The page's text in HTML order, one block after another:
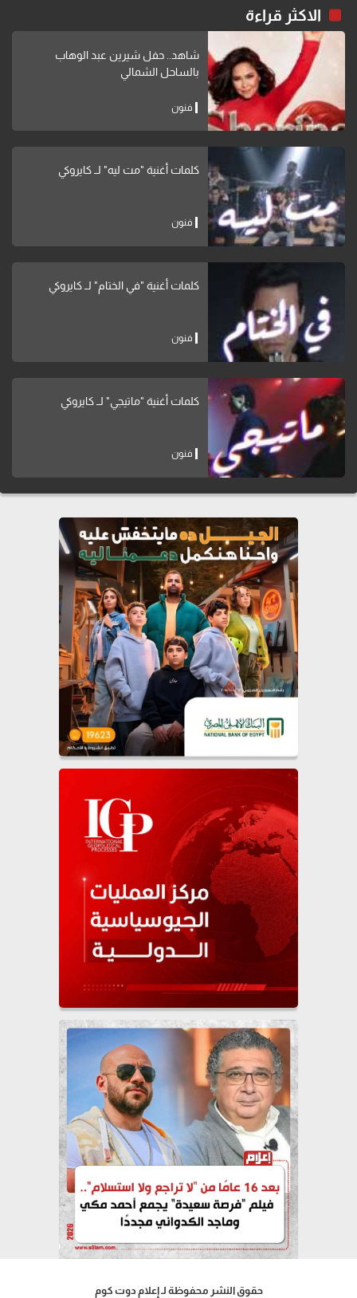
الاكثر قراءة
شاهد.. حفل شيرين عبد الوهاب
بالساحل الشمالي
فنون
كلمات أغنية "مت ليه" لــ كايروكي
فنون
كلمات أغنية "في الختام" لــ كايروكي
فنون
كلمات أغنية "ماتيجي" لــ كايروكي
فنون
حقوق النشر محفوظة لـ إعلام دوت كوم